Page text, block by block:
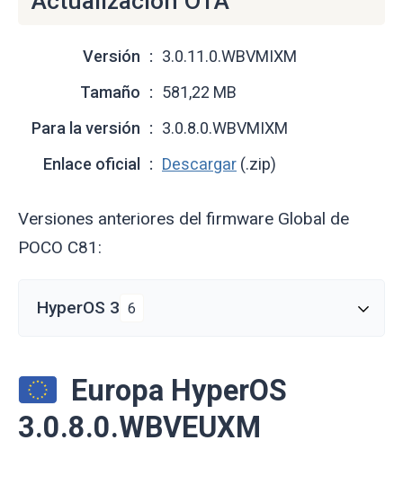
Versión
3.0.11.0.WBVMIXM
Tamaño
581,22 MB
Para la versión
3.0.8.0.WBVMIXM
Enlace oficial
Descargar (.zip)
Versiones anteriores del firmware Global de
POCO C81:
HyperOS 3 6
Europa HyperOS
3.0.8.0.WBVEUXM